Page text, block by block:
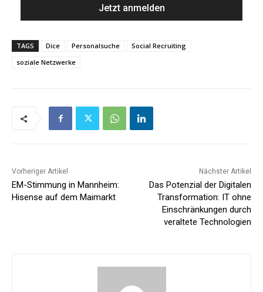
TAGS Dice Personalsuche
Social Recruiting
soziale Netzwerke
Vorheriger Artikel
EM-Stimmung in Mannheim:
Hisense auf dem Maimarkt
Nächster Artikel
Das Potenzial der Digitalen
Transformation: IT ohne
Einschränkungen durch
veraltete Technologien